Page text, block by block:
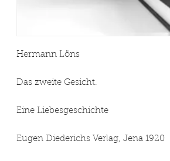
Hermann Löns
Das zweite Gesicht.
Eine Liebesgeschichte
Eugen Diederichs Verlag, Jena